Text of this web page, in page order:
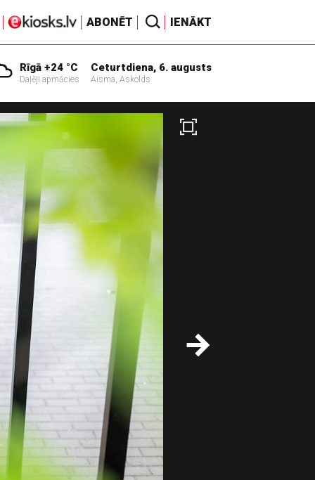
ABONĒT IENĀKT
Rīgā +24 °C
Daļēji apmācies
Ceturtdiena, 6. augusts
Aisma, Askolds